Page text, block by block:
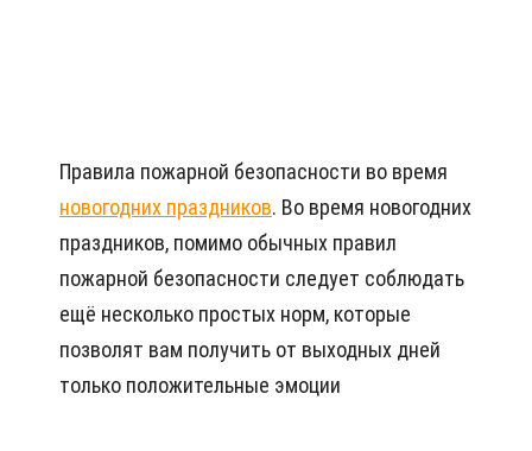
Правила пожарной безопасности во время
новогодних праздников. Во время новогодних
праздников, помимо обычных правил
пожарной безопасности следует соблюдать
ещё несколько простых норм, которые
позволят вам получить от выходных дней
только положительные эмоции